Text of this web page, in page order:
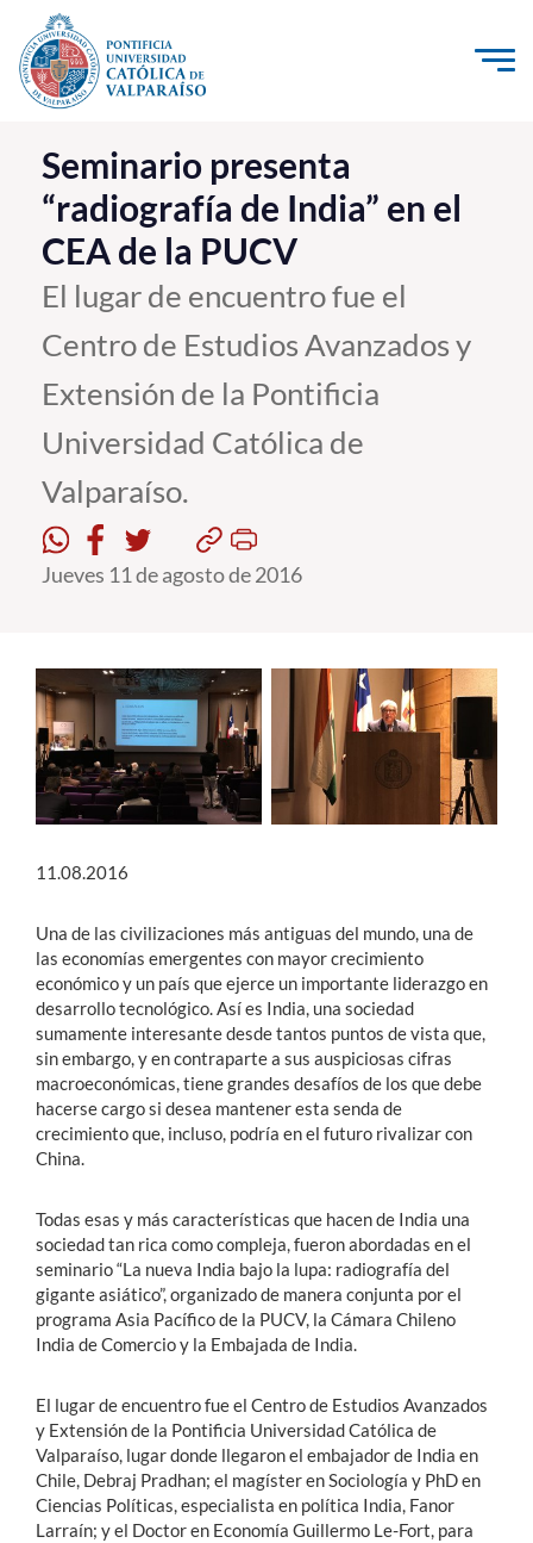
Click acá para ir directamente al contenido
La Universidad
Investigación, Creación e Innovación
PUCV Internacional
Vinculación con el Medio
Admisión
Pregrado
Formación Continua
Funcionarios
Alumni
English
Seminario presenta
“radiografía de India” en el
CEA de la PUCV
El lugar de encuentro fue el
Centro de Estudios Avanzados y
Extensión de la Pontificia
Universidad Católica de
Valparaíso.
Jueves 11 de agosto de 2016
11.08.2016
Una de las civilizaciones más antiguas del mundo, una de
las economías emergentes con mayor crecimiento
económico y un país que ejerce un importante liderazgo en
desarrollo tecnológico. Así es India, una sociedad
sumamente interesante desde tantos puntos de vista que,
sin embargo, y en contraparte a sus auspiciosas cifras
macroeconómicas, tiene grandes desafíos de los que debe
hacerse cargo si desea mantener esta senda de
crecimiento que, incluso, podría en el futuro rivalizar con
China.
Todas esas y más características que hacen de India una
sociedad tan rica como compleja, fueron abordadas en el
seminario “La nueva India bajo la lupa: radiografía del
gigante asiático”, organizado de manera conjunta por el
programa Asia Pacífico de la PUCV, la Cámara Chileno
India de Comercio y la Embajada de India.
El lugar de encuentro fue el Centro de Estudios Avanzados
y Extensión de la Pontificia Universidad Católica de
Valparaíso, lugar donde llegaron el embajador de India en
Chile, Debraj Pradhan; el magíster en Sociología y PhD en
Ciencias Políticas, especialista en política India, Fanor
Larraín; y el Doctor en Economía Guillermo Le-Fort, para